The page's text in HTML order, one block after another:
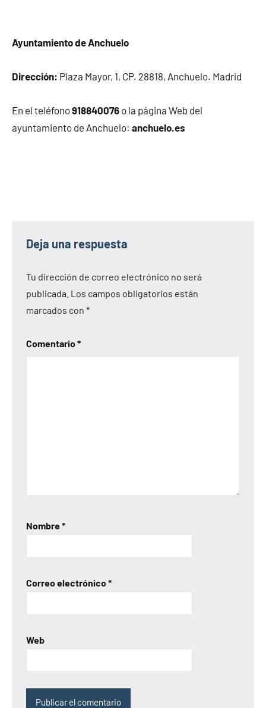
Ayuntamiento de Anchuelo
Dirección: Plaza Mayor, 1, CP. 28818, Anchuelo. Madrid
En el teléfono918840076 o la página Web del
ayuntamiento de Anchuelo: anchuelo.es
Deja una respuesta
Tu dirección de correo electrónico no será
publicada. Los campos obligatorios están
marcados con *
Comentario*
Nombre*
Correo electrónico*
Web